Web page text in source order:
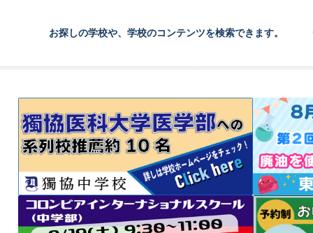
お探しの学校や、学校のコンテンツを検索できます。